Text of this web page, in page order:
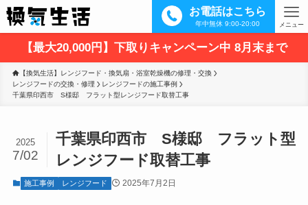
お電話はこちら
年中無休 9:00-20:00 メニュー
【最大20,000円】下取りキャンペーン中 8月末まで
【換気生活】レンジフード・換気扇・浴室乾燥機の修理・交換
レンジフードの交換・修理
レンジフードの施工事例
千葉県印西市　S様邸　フラット型レンジフード取替工事
千葉県印西市 S様邸 フラット型
レンジフード取替工事
2025
7/02
施工事例 レンジフード 2025年7月2日